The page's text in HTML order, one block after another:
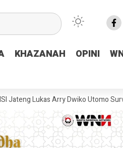
KHAZANAH OPINI
KHAZANAH OPINI
Arry Dwiko Utomo Survei Venue